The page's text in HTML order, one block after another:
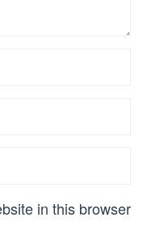
in this browser